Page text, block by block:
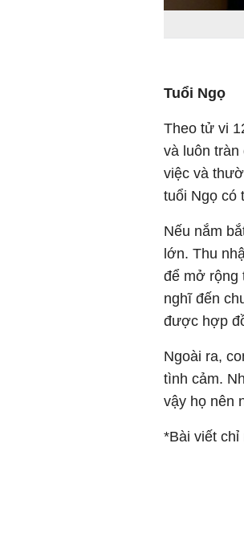
Tuổi Ngọ
Theo tử vi
và luôn tràn
việc và
tuổi Ngọ có
Nếu nắm
lớn. Thu
để mở rộng
nghĩ đến
được hợp
Ngoài ra,
tình cảm.
vậy họ nên
*Bài viết chỉ